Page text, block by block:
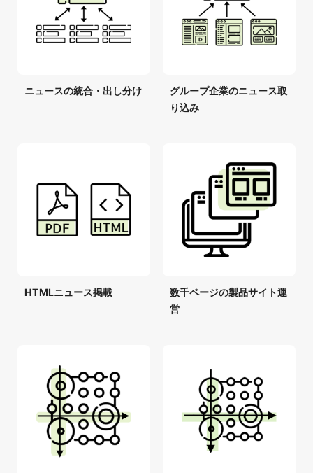
ニュースの統合・出し分け
グループ企業のニュース取
り込み
HTMLニュース掲載
数千ページの製品サイト運
営